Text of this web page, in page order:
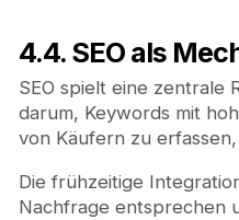
4.4. SEO als
SEO spielt eine zentrale
darum, Keywords mit
von Käufern zu
Die frühzeitige
Nachfrage entsprechen